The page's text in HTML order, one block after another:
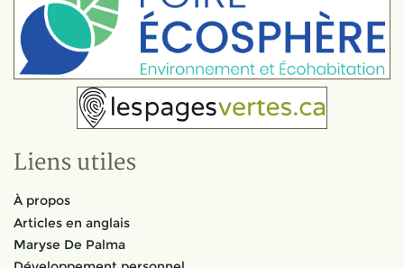
Liens utiles
À propos
Articles en anglais
Maryse De Palma